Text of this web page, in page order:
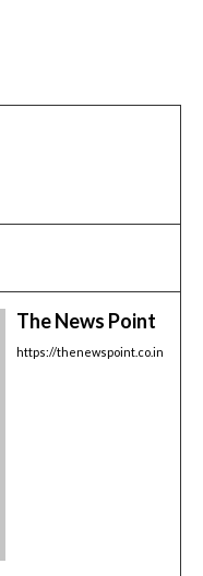
The News Point
https://thenewspoint.co.in